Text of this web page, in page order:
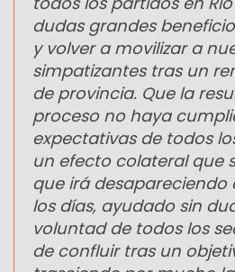
dudas grandes
y volver a movilizar a
simpatizantes tras un
de provincia. Que la
proceso no haya
expectativas de todos
un efecto colateral que
que irá desapareciendo
los días, ayudado sin
voluntad de todos los
de confluir tras un